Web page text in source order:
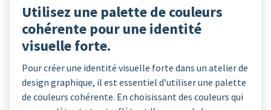
Utilisez une palette de couleurs
cohérente pour une identité
visuelle forte.
Pour créer une identité visuelle forte dans un atelier de
design graphique, il est essentiel d’utiliser une palette
de couleurs cohérente. En choisissant des couleurs qui